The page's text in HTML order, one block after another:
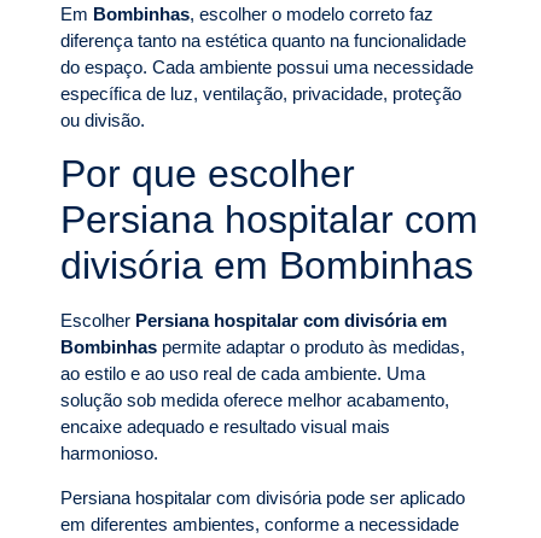
Em Bombinhas, escolher o modelo correto faz
diferença tanto na estética quanto na funcionalidade
do espaço. Cada ambiente possui uma necessidade
específica de luz, ventilação, privacidade, proteção
ou divisão.
Por que escolher
Persiana hospitalar com
divisória em Bombinhas
Escolher Persiana hospitalar com divisória em
Bombinhas permite adaptar o produto às medidas,
ao estilo e ao uso real de cada ambiente. Uma
solução sob medida oferece melhor acabamento,
encaixe adequado e resultado visual mais
harmonioso.
Persiana hospitalar com divisória pode ser aplicado
em diferentes ambientes, conforme a necessidade